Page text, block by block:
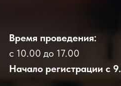
Время проведения:
с 10.00 до 17.00
Начало регистрации с